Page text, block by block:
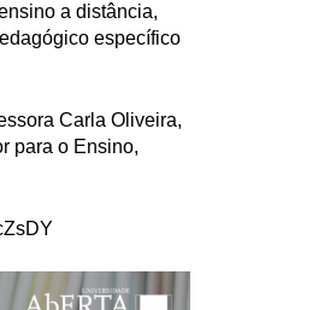
a distância,
específico
Carla Oliveira,
para o Ensino,